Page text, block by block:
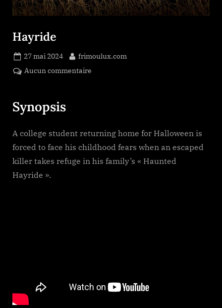
Hayride
Posted
on
27 mai 2024 By
frimoulux.com
Aucun commentaire
Synopsis
A college student returning home for Halloween is
forced to face his childhood fears when an escaped
killer takes refuge in his family’s « Haunted
Hayride ».